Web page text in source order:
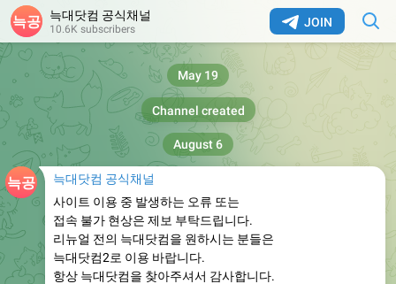
JOIN
늑대닷컴 공식채널
10.6K subscribers
Channel created
May 19
늑대닷컴 공식채널
사이트 이용 중 발생하는 오류 또는
접속 불가 현상은 제보 부탁드립니다.
리뉴얼 전의 늑대닷컴을 원하시는 분들은
늑대닷컴2로 이용 바랍니다.
항상 늑대닷컴을 찾아주셔서 감사합니다.
August 6